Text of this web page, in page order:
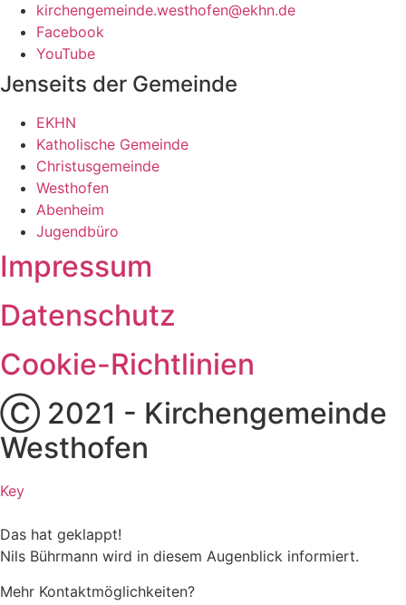
kirchengemeinde.westhofen@ekhn.de
Facebook
YouTube
Jenseits der Gemeinde
EKHN
Katholische Gemeinde
Christusgemeinde
Westhofen
Abenheim
Jugendbüro
Impressum
Datenschutz
Cookie-Richtlinien
Ⓒ 2021 - Kirchengemeinde
Westhofen
Key
Das hat geklappt!
Nils Bührmann wird in diesem Augenblick informiert.
Mehr Kontaktmöglichkeiten?